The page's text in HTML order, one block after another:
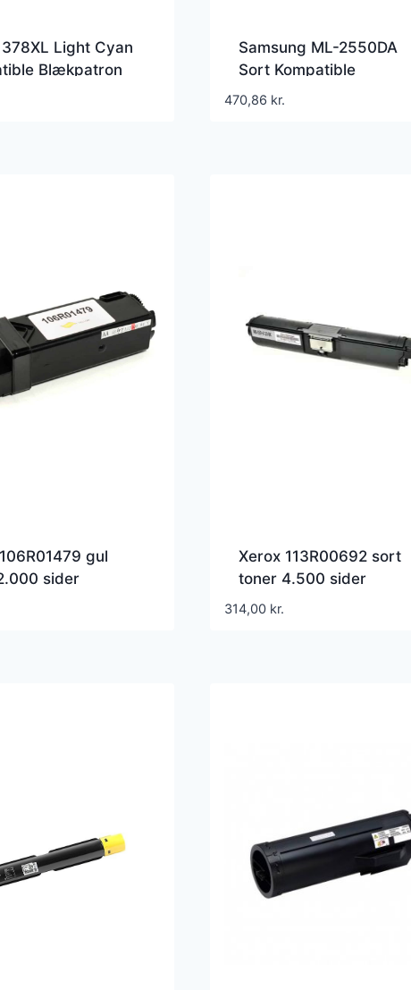
Light Cyan
Blækpatron
Samsung ML-2550DA
Sort Kompatible
Lasertoner 10.000 Sider
470,86 kr.
gul
sider
– Kompatibel
Xerox 113R00692 sort
toner 4.500 sider
113R00692 – Kompatibel
314,00 kr.